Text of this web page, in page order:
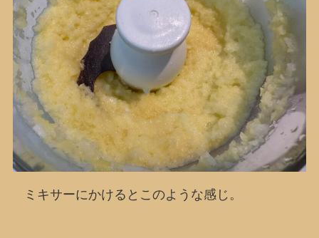
ミキサーにかけるとこのような感じ。